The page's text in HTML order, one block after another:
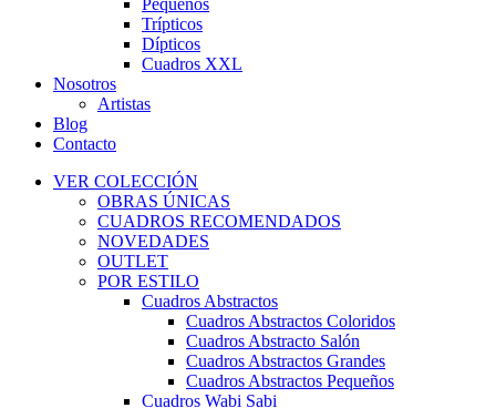
Pequeños
Trípticos
Dípticos
Cuadros XXL
Nosotros
Artistas
Blog
Contacto
VER COLECCIÓN
OBRAS ÚNICAS
CUADROS RECOMENDADOS
NOVEDADES
OUTLET
POR ESTILO
Cuadros Abstractos
Cuadros Abstractos Coloridos
Cuadros Abstracto Salón
Cuadros Abstractos Grandes
Cuadros Abstractos Pequeños
Cuadros Wabi Sabi